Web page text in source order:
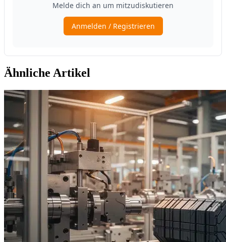
Ähnliche Artikel